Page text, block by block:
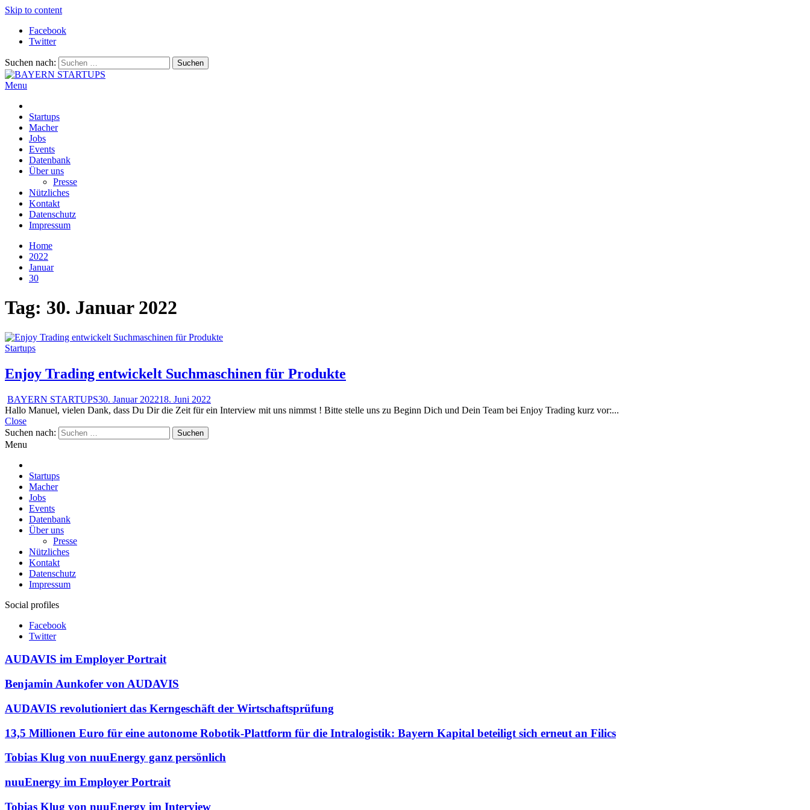
Skip to content
Facebook
Twitter
Suchen nach:
Menu
Startups
Macher
Jobs
Events
Datenbank
Über uns
Presse
Nützliches
Kontakt
Datenschutz
Impressum
Home
2022
Januar
30
Tag: 30. Januar 2022
Startups
Enjoy Trading entwickelt Suchmaschinen für Produkte
BAYERN STARTUPS30. Januar 202218. Juni 2022
Hallo Manuel, vielen Dank, dass Du Dir die Zeit für ein Interview mit uns nimmst ! Bitte stelle uns zu Beginn Dich und Dein Team bei Enjoy Trading kurz vor:...
Close
Suchen nach:
Menu
Startups
Macher
Jobs
Events
Datenbank
Über uns
Presse
Nützliches
Kontakt
Datenschutz
Impressum
Social profiles
Facebook
Twitter
AUDAVIS im Employer Portrait
Benjamin Aunkofer von AUDAVIS
AUDAVIS revolutioniert das Kerngeschäft der Wirtschaftsprüfung
13,5 Millionen Euro für eine autonome Robotik-Plattform für die Intralogistik: Bayern Kapital beteiligt sich erneut an Filics
Tobias Klug von nuuEnergy ganz persönlich
nuuEnergy im Employer Portrait
Tobias Klug von nuuEnergy im Interview